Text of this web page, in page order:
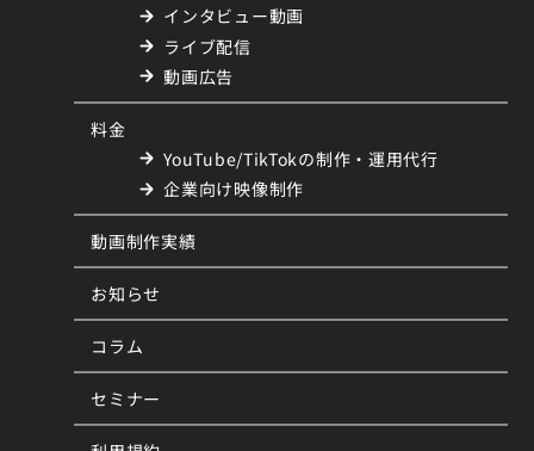
インタビュー動画
ライブ配信
動画広告
料金
YouTube/TikTokの制作・運用代行
企業向け映像制作
動画制作実績
お知らせ
コラム
セミナー